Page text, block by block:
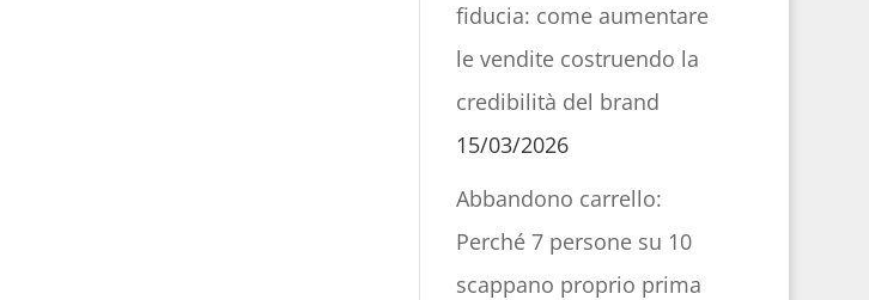
fiducia: come aumentare
le vendite costruendo la
credibilità del brand
15/03/2026
Abbandono carrello:
Perché 7 persone su 10
scappano proprio prima